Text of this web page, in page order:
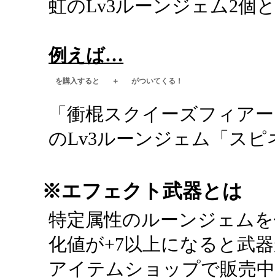
虹のLv3ルーンジェム2個
例えば…
を購入すると ＋ がついてくる！
「衝棍スクイーズフィア
のLv3ルーンジェム「ス
※エフェクト武器とは
特定属性のルーンジェム
化値が+7以上になると武
アイテムショップで販売